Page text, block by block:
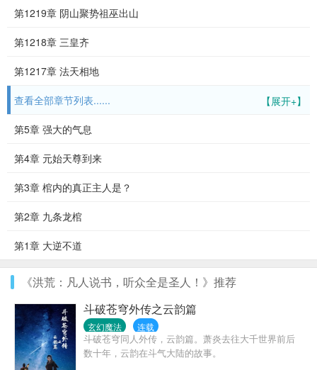
第1219章 阴山聚势祖巫出山
第1218章 三皇齐
第1217章 法天相地
【展开+】
查看全部章节列表......
第5章 强大的气息
第4章 元始天尊到来
第3章 棺内的真正主人是？
第2章 九条龙棺
第1章 大逆不道
《洪荒：凡人说书，听众全是圣人！》推荐
斗破苍穹外传之云韵篇
玄幻魔法 连载
斗破苍穹同人外传，云韵篇。萧炎去往大千世界前后
数十年，云韵在斗气大陆的故事。